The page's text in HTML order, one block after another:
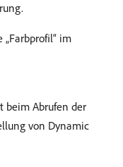
„Farbprofil“ im
beim Abrufen der
von Dynamic